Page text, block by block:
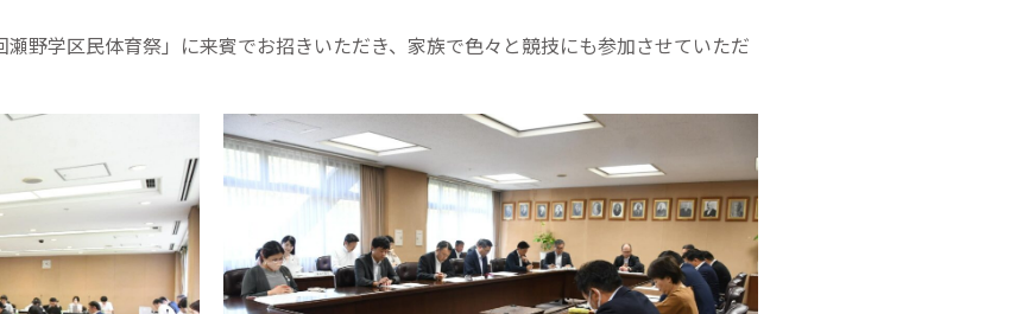
野学区民体育祭」に来賓でお招きいただき、家族で色々と競技にも参加させていただ